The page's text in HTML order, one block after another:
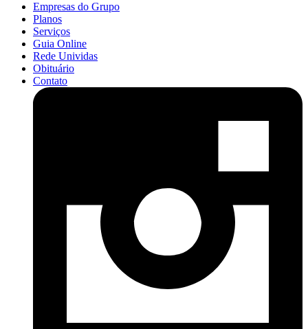
Empresas do Grupo
Planos
Serviços
Guia Online
Rede Unividas
Obituário
Contato